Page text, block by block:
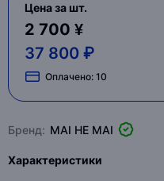
Цена за шт.
2 700 ¥
37 800 ₽
Оплачено: 10
Бренд: MAI HE MAI
Характеристики